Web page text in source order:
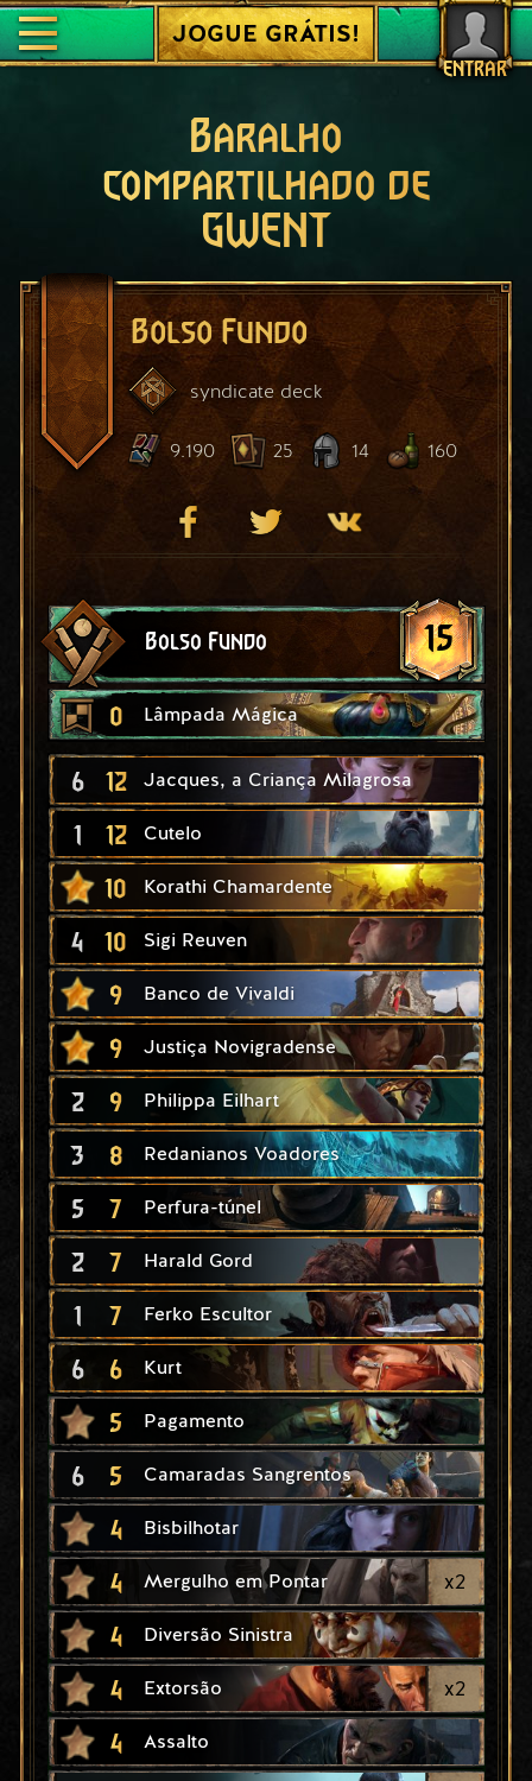
ENTRAR
JOGUE GRÁTIS!
Baralho
compartilhado de
GWENT
Bolso Fundo
syndicate deck
9.190 25 14 160
Bolso Fundo 15
0 Lâmpada Mágica
6 12 Jacques, a Criança Milagrosa
1 12 Cutelo
10 Korathi Chamardente
4 10 Sigi Reuven
9 Banco de Vivaldi
9 Justiça Novigradense
2 9 Philippa Eilhart
3 8 Redanianos Voadores
5 7 Perfura-túnel
2 7 Harald Gord
1 7 Ferko Escultor
6 6 Kurt
5 Pagamento
6 5 Camaradas Sangrentos
4 Bisbilhotar
4 Mergulho em Pontar x2
4 Diversão Sinistra
4 Extorsão x2
4 Assalto